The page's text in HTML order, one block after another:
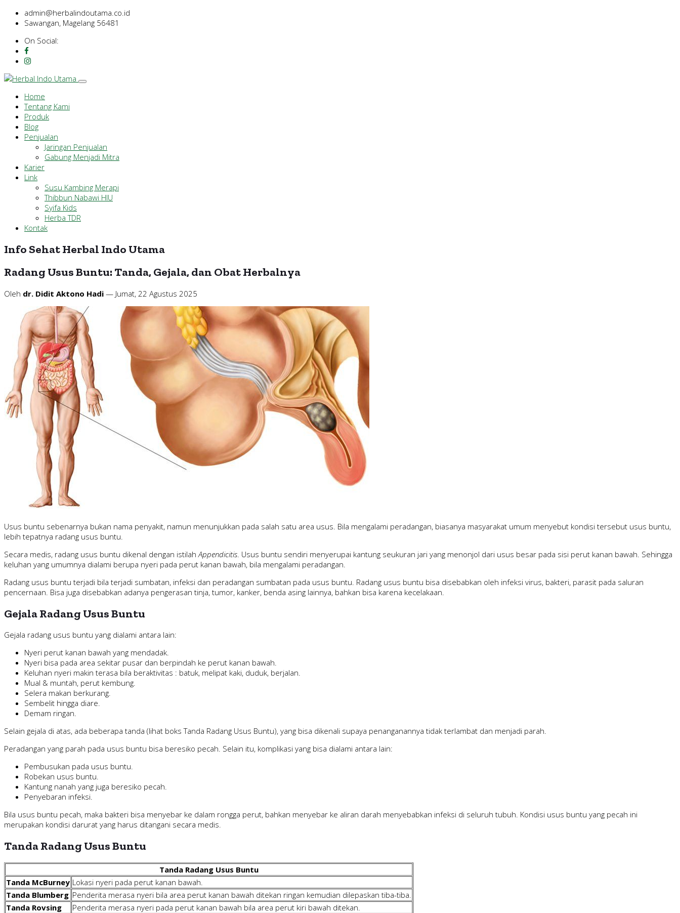
admin@herbalindoutama.co.id
Sawangan, Magelang 56481
On Social:
Home
Tentang Kami
Produk
Blog
Penjualan
Jaringan Penjualan
Gabung Menjadi Mitra
Karier
Link
Susu Kambing Merapi
Thibbun Nabawi HIU
Syifa Kids
Herba TDR
Kontak
Info Sehat Herbal Indo Utama
Radang Usus Buntu: Tanda, Gejala, dan Obat Herbalnya
Oleh dr. Didit Aktono Hadi — Jumat, 22 Agustus 2025
Usus buntu sebenarnya bukan nama penyakit, namun menunjukkan pada salah satu area usus. Bila mengalami peradangan, biasanya masyarakat umum menyebut kondisi tersebut usus buntu,
lebih tepatnya radang usus buntu.
Secara medis, radang usus buntu dikenal dengan istilahAppendicitis. Usus buntu sendiri menyerupai kantung seukuran jari yang menonjol dari usus besar pada sisi perut kanan bawah. Sehingga
keluhan yang umumnya dialami berupa nyeri pada perut kanan bawah, bila mengalami peradangan.
Radang usus buntu terjadi bila terjadi sumbatan, infeksi dan peradangan sumbatan pada usus buntu. Radang usus buntu bisa disebabkan oleh infeksi virus, bakteri, parasit pada saluran
pencernaan. Bisa juga disebabkan adanya pengerasan tinja, tumor, kanker, benda asing lainnya, bahkan bisa karena kecelakaan.
Gejala Radang Usus Buntu
Gejala radang usus buntu yang dialami antara lain:
Nyeri perut kanan bawah yang mendadak.
Nyeri bisa pada area sekitar pusar dan berpindah ke perut kanan bawah.
Keluhan nyeri makin terasa bila beraktivitas : batuk, melipat kaki, duduk, berjalan.
Mual & muntah, perut kembung.
Selera makan berkurang.
Sembelit hingga diare.
Demam ringan.
Selain gejala di atas, ada beberapa tanda (lihat boks Tanda Radang Usus Buntu), yang bisa dikenali supaya penanganannya tidak terlambat dan menjadi parah.
Peradangan yang parah pada usus buntu bisa beresiko pecah. Selain itu, komplikasi yang bisa dialami antara lain:
Pembusukan pada usus buntu.
Robekan usus buntu.
Kantung nanah yang juga beresiko pecah.
Penyebaran infeksi.
Bila usus buntu pecah, maka bakteri bisa menyebar ke dalam rongga perut, bahkan menyebar ke aliran darah menyebabkan infeksi di seluruh tubuh. Kondisi usus buntu yang pecah ini
merupakan kondisi darurat yang harus ditangani secara medis.
Tanda Radang Usus Buntu
Tanda Radang Usus Buntu
Tanda McBurney Lokasi nyeri pada perut kanan bawah.
Tanda Blumberg Penderita merasa nyeri bila area perut kanan bawah ditekan ringan kemudian dilepaskan tiba-tiba.
Tanda Rovsing
Penderita merasa nyeri pada perut kanan bawah bila area perut kiri bawah ditekan.